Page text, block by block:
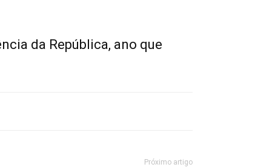
da República, ano que
Próximo artigo